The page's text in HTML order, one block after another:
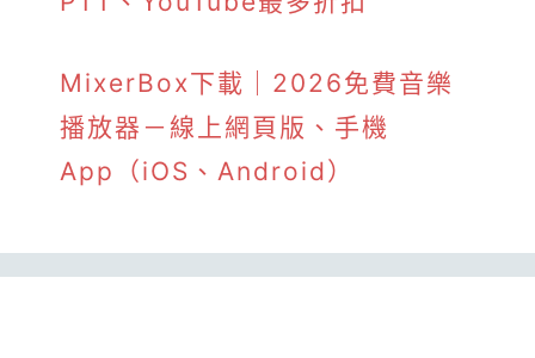
MixerBox下載｜2026免費音樂
播放器－線上網頁版、手機
App（iOS、Android）